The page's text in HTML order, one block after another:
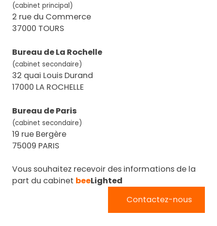
(cabinet principal)
2 rue du Commerce
37000 TOURS
Bureau de La Rochelle
(cabinet secondaire)
32 quai Louis Durand
17000 LA ROCHELLE
Bureau de Paris
(cabinet secondaire)
19 rue Bergère
75009 PARIS
Vous souhaitez recevoir des informations de la
part du cabinet beeLighted
Contactez-nous